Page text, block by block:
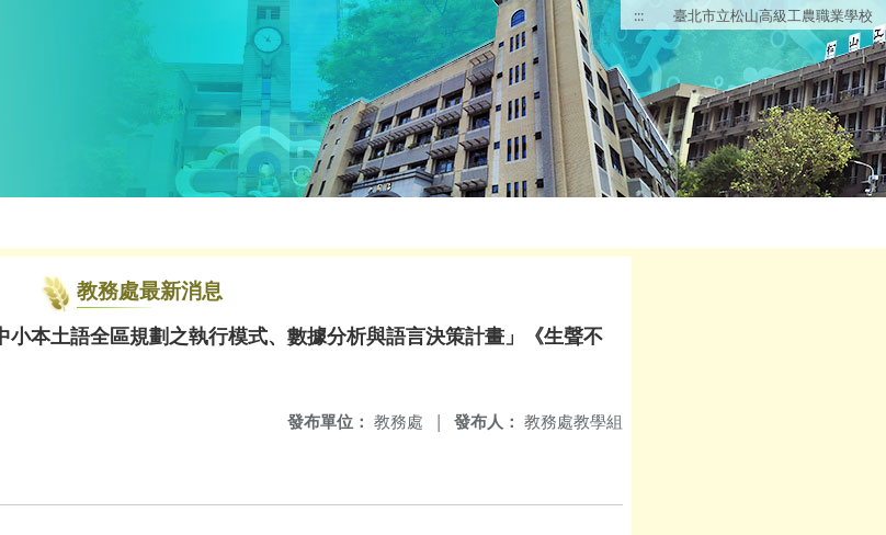
::: 臺北市立松山高級工農職業學校
教務處最新消息
小本土語全區規劃之執行模式、數據分析與語言決策計畫」《生聲不
發布人： 教務處教學組
發布單位： 教務處 |